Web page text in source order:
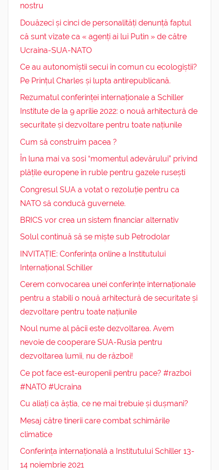
nostru
Douăzeci și cinci de personalități denunță faptul
că sunt vizate ca « agenți ai lui Putin » de către
Ucraina-SUA-NATO
Ce au autonomiștii secui în comun cu ecologiștii?
Pe Prințul Charles și lupta antirepublicană.
Rezumatul conferinței internaționale a Schiller
Institute de la 9 aprilie 2022: o nouă arhitectură de
securitate și dezvoltare pentru toate națiunile
Cum să construim pacea ?
În luna mai va sosi “momentul adevărului” privind
plățile europene în ruble pentru gazele rusești
Congresul SUA a votat o rezoluție pentru ca
NATO să conducă guvernele.
BRICS vor crea un sistem financiar alternativ
Solul continuă să se miște sub Petrodolar
INVITAȚIE: Conferința online a Institutului
Internațional Schiller
Cerem convocarea unei conferințe internaționale
pentru a stabili o nouă arhitectură de securitate și
dezvoltare pentru toate națiunile
Noul nume al păcii este dezvoltarea. Avem
nevoie de cooperare SUA-Rusia pentru
dezvoltarea lumii, nu de război!
Ce pot face est-europenii pentru pace? #razboi
#NATO #Ucraina
Cu aliați ca ăștia, ce ne mai trebuie și dușmani?
Mesaj către tinerii care combat schimările
climatice
Conferința internațională a Institutului Schiller 13-
14 noiembrie 2021